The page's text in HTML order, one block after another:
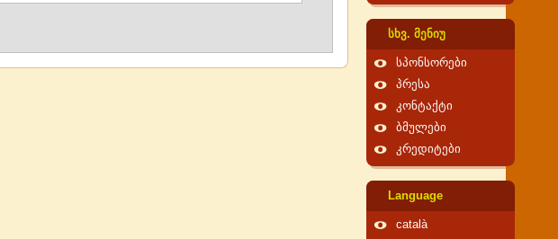
სხვ. მენიუ
სპონსორები
პრესა
კონტაქტი
ბმულები
კრედიტები
Language
català